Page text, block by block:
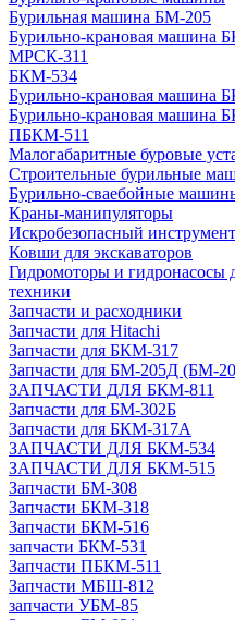
Бурильная машина БМ-205
Бурильно-крановая машина
МРСК-311
БКМ-534
Бурильно-крановая машина
Бурильно-крановая машина
ПБКМ-511
Малогабаритные буровые
Строительные бурильные
Бурильно-сваебойные
Краны-манипуляторы
Искробезопасный инструмент
Ковши для экскаваторов
Гидромоторы и гидронасосы
техники
Запчасти и расходники
Запчасти для Hitachi
Запчасти для БКМ-317
Запчасти для БМ-205Д (БМ-
ЗАПЧАСТИ ДЛЯ БКМ-811
Запчасти для БМ-302Б
Запчасти для БКМ-317А
ЗАПЧАСТИ ДЛЯ БКМ-534
ЗАПЧАСТИ ДЛЯ БКМ-515
Запчасти БМ-308
Запчасти БКМ-318
Запчасти БКМ-516
запчасти БКМ-531
Запчасти ПБКМ-511
Запчасти МБШ-812
запчасти УБМ-85